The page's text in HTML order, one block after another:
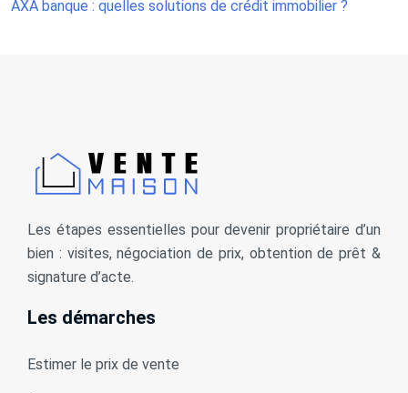
AXA banque : quelles solutions de crédit immobilier ?
Les étapes essentielles pour devenir propriétaire d’un
bien : visites, négociation de prix, obtention de prêt &
signature d’acte.
Les démarches
Estimer le prix de vente